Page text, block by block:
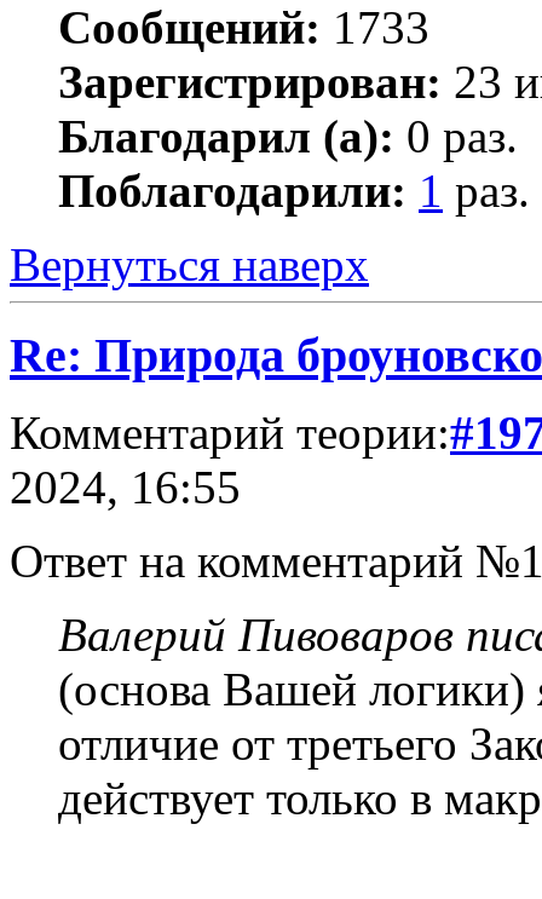
Сообщений: 1733
Зарегистрирован: 23
Благодарил (а): 0 раз.
Поблагодарили: 1 раз.
Вернуться наверх
Re: Природа
Комментарий теории:
2024, 16:55
Ответ на комментарий
Валерий Пивоваров
(основа Вашей
отличие от третьего
действует только в